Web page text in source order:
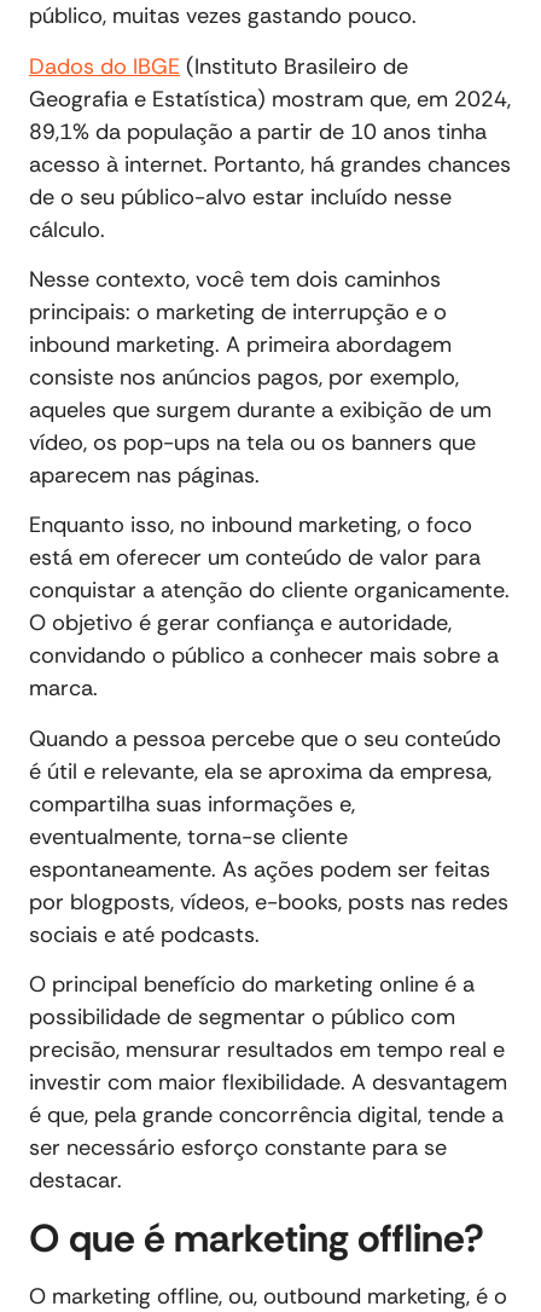
público, muitas vezes gastando pouco.
Dados do IBGE (Instituto Brasileiro de
Geografia e Estatística) mostram que, em 2024,
89,1% da população a partir de 10 anos tinha
acesso à internet. Portanto, há grandes chances
de o seu público-alvo estar incluído nesse
cálculo.
Nesse contexto, você tem dois caminhos
principais: o marketing de interrupção e o
inbound marketing. A primeira abordagem
consiste nos anúncios pagos, por exemplo,
aqueles que surgem durante a exibição de um
vídeo, os pop-ups na tela ou os banners que
aparecem nas páginas.
Enquanto isso, no inbound marketing, o foco
está em oferecer um conteúdo de valor para
conquistar a atenção do cliente organicamente.
O objetivo é gerar confiança e autoridade,
convidando o público a conhecer mais sobre a
marca.
Quando a pessoa percebe que o seu conteúdo
é útil e relevante, ela se aproxima da empresa,
compartilha suas informações e,
eventualmente, torna-se cliente
espontaneamente. As ações podem ser feitas
por blogposts, vídeos, e-books, posts nas redes
sociais e até podcasts.
O principal benefício do marketing online é a
possibilidade de segmentar o público com
precisão, mensurar resultados em tempo real e
investir com maior flexibilidade. A desvantagem
é que, pela grande concorrência digital, tende a
ser necessário esforço constante para se
destacar.
O que é marketing offline?
O marketing offline, ou, outbound marketing, é o